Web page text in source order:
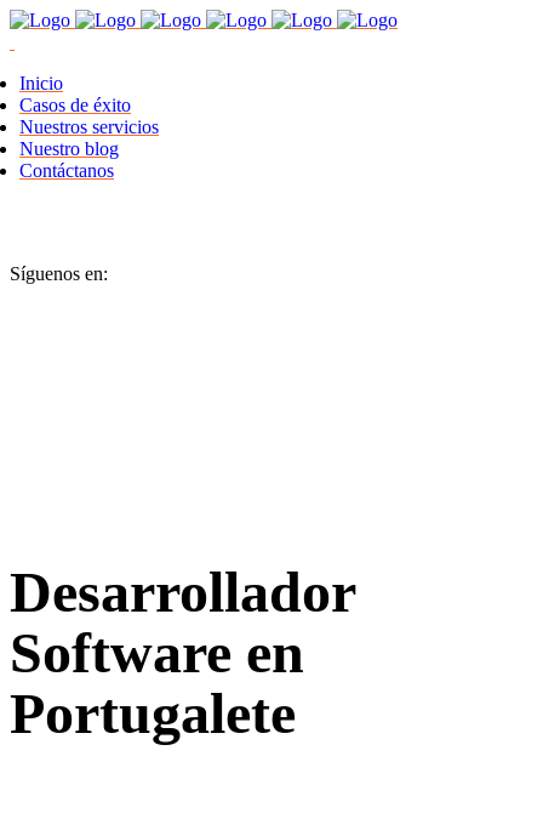
Inicio
Casos de éxito
Nuestros servicios
Nuestro blog
Contáctanos
Síguenos en:
Desarrollador
Software en
Portugalete